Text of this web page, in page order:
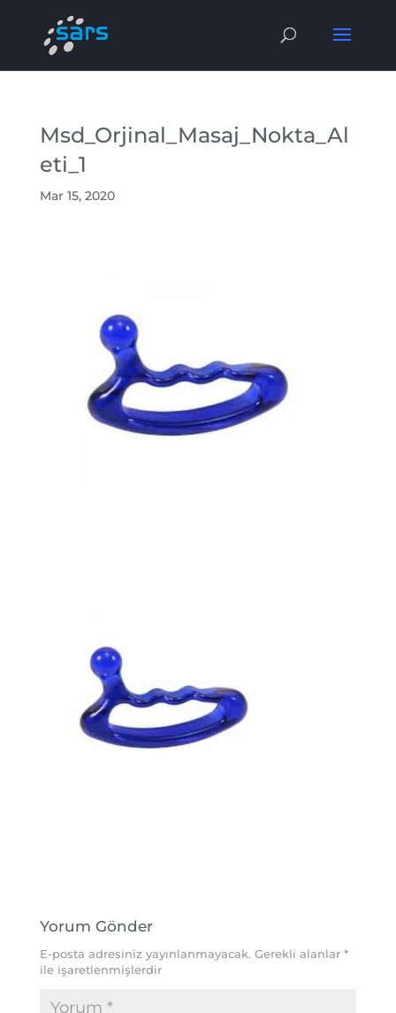
Msd_Orjinal_Masaj_Nokta_Al
eti_1
Mar 15, 2020
Yorum Gönder
E-posta adresiniz yayınlanmayacak. Gerekli alanlar *
ile işaretlenmişlerdir